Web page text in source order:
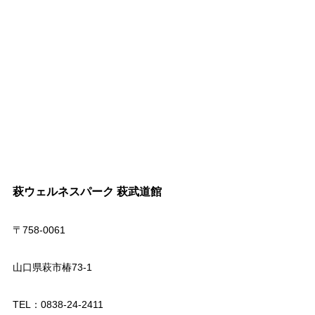
萩ウェルネスパーク 萩武道館
〒758-0061
山口県萩市椿73-1
TEL：0838-24-2411